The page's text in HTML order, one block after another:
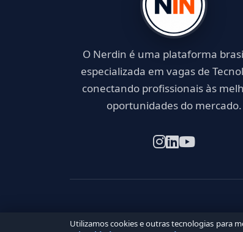
O Nerdin é uma plataforma
especializada em vagas de
conectando profissionais às
oportunidades do mercado.
Utilizamos cookies e outras tecnologias para